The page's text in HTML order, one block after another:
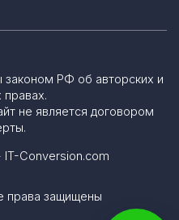
РФ об авторских и
не является договором
IT-Conversion.com
права защищены